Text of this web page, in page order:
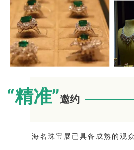
“精准”邀约
海名珠宝展已具备成熟的观